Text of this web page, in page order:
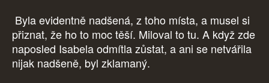
Byla evidentně nadšená, z toho místa, a musel si
přiznat, že ho to moc těší. Miloval to tu. A když zde
naposled Isabela odmítla zůstat, a ani se netvářila
nijak nadšeně, byl zklamaný.